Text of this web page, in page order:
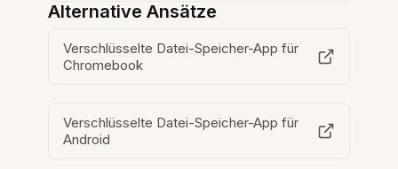
Alternative Ansätze
Verschlüsselte Datei-Speicher-App für
Chromebook
Verschlüsselte Datei-Speicher-App für
Android